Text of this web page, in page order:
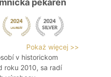
pekáreň
Pokaż więcej >>
v historickom
roku 2010, sa radí